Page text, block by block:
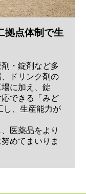
拠点体制で生
・錠剤など多
ドリンク剤の
に加え、錠
できる「みど
し、生産能力が
医薬品をより
めてまいりま